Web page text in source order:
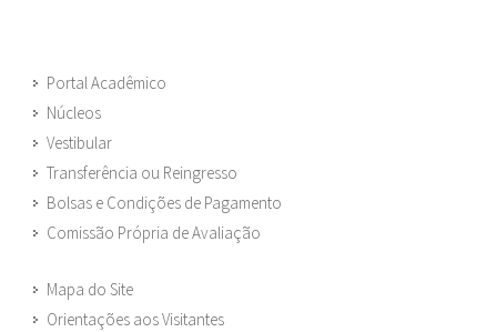
Portal Acadêmico
Núcleos
Vestibular
Transferência ou Reingresso
Bolsas e Condições de Pagamento
Comissão Própria de Avaliação
Mapa do Site
Orientações aos Visitantes